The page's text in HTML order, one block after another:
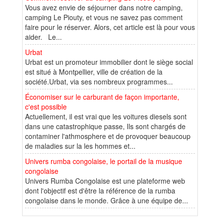
Vous avez envie de séjourner dans notre camping,
camping Le Piouty, et vous ne savez pas comment
faire pour le réserver. Alors, cet article est là pour vous
aider. Le...
Urbat
Urbat est un promoteur immobilier dont le siège social
est situé à Montpellier, ville de création de la
société.Urbat, via ses nombreux programmes...
Économiser sur le carburant de façon importante,
c'est possible
Actuellement, il est vrai que les voitures diesels sont
dans une catastrophique passe, Ils sont chargés de
contaminer l'athmosphere et de provoquer beaucoup
de maladies sur la les hommes et...
Univers rumba congolaise, le portail de la musique
congolaise
Univers Rumba Congolaise est une plateforme web
dont l'objectif est d'être la référence de la rumba
congolaise dans le monde. Grâce à une équipe de...